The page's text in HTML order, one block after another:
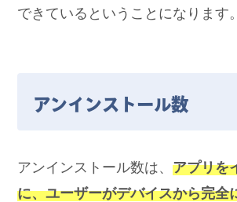
できているということになります。
アンインストール数
アンインストール数は、アプリを
に、ユーザーがデバイスから完全